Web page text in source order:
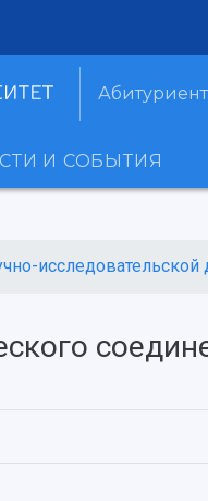
И СОБЫТИЯ
исследовательской